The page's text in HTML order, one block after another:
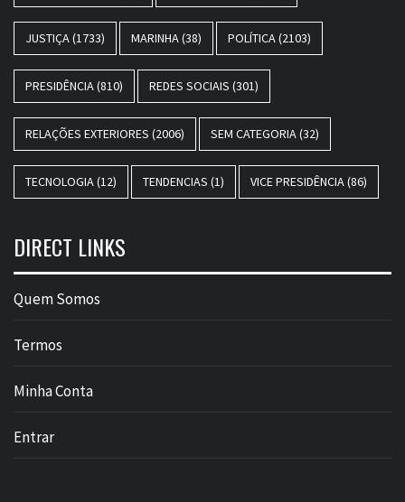
JUSTIÇA(1733) MARINHA(38) POLÍTICA(2103)
PRESIDÊNCIA(810) REDES SOCIAIS (301)
RELAÇÕES EXTERIORES (2006) SEM CATEGORIA(32)
TECNOLOGIA(12) TENDENCIAS (1) VICE PRESIDÊNCIA(86)
DIRECT LINKS
Quem Somos
Termos
Minha Conta
Entrar